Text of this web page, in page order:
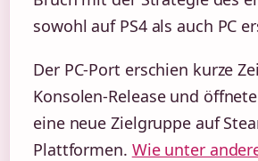
sowohl auf PS4 als auch PC
Der PC-Port erschien kurze
Konsolen-Release und
eine neue Zielgruppe auf
Plattformen. Wie unter